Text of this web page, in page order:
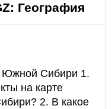
География
Южной Сибири 1.
на карте
2. В какое